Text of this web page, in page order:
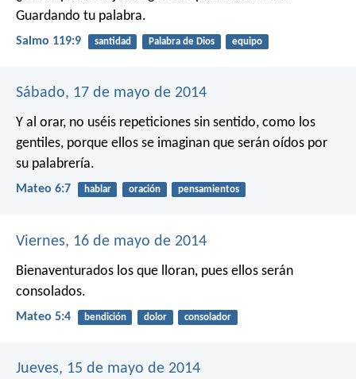
Guardando tu palabra.
Salmo 119:9 santidad Palabra de Dios equipo
Sábado, 17 de mayo de 2014
Y al orar, no uséis repeticiones sin sentido, como los
gentiles, porque ellos se imaginan que serán oídos por
su palabrería.
Mateo 6:7 hablar oración pensamientos
Viernes, 16 de mayo de 2014
Bienaventurados los que lloran, pues ellos serán
consolados.
Mateo 5:4 bendición dolor consolador
Jueves, 15 de mayo de 2014